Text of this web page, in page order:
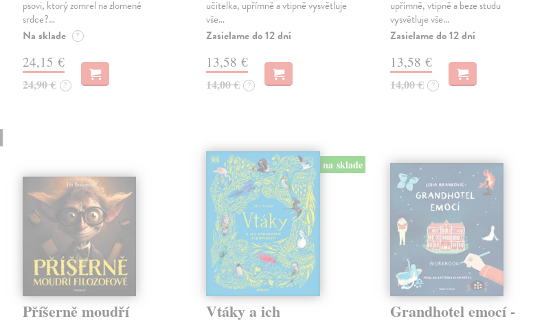
psovi, ktorý zomrel na zlomené
srdce?…
Na sklade ?
24,15 €
24,90 € ?
učitelka, upřímně a vtipně vysvětluje
vše…
Zasielame do 12 dní
13,58 €
14,00 € ?
upřímně, vtipně a beze studu
vysvětluje vše…
Zasielame do 12 dní
13,58 €
14,00 € ?
Příšerně moudří
na sklade
Vtáky a ich Grandhotel emocí -